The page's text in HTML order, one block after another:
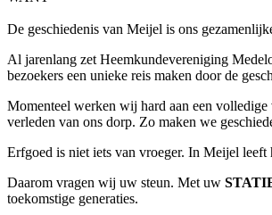
De geschiedenis van Meijel is ons
Al jarenlang zet Heemkundevereniging
bezoekers een unieke reis maken door de
Momenteel werken wij hard aan een volledige
verleden van ons dorp. Zo maken we
Erfgoed is niet iets van vroeger. In Meijel leeft
Daarom vragen wij uw steun. Met uw
toekomstige generaties.